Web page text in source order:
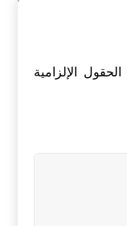
الحقول الإلزامية